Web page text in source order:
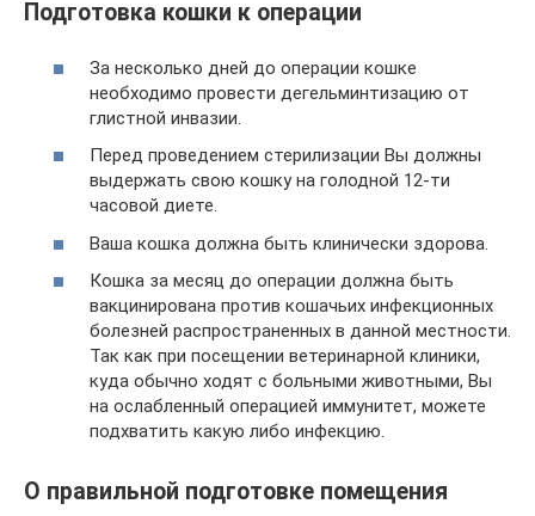
Подготовка кошки к операции
За несколько дней до операции кошке
необходимо провести дегельминтизацию от
глистной инвазии.
Перед проведением стерилизации Вы должны
выдержать свою кошку на голодной 12-ти
часовой диете.
Ваша кошка должна быть клинически здорова.
Кошка за месяц до операции должна быть
вакцинирована против кошачьих инфекционных
болезней распространенных в данной местности.
Так как при посещении ветеринарной клиники,
куда обычно ходят с больными животными, Вы
на ослабленный операцией иммунитет, можете
подхватить какую либо инфекцию.
О правильной подготовке помещения